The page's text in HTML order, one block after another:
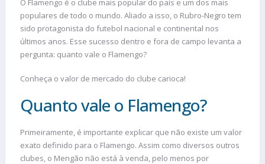
O Flamengo é o clube mais popular do país e um dos mais
populares de todo o mundo. Aliado a isso, o Rubro-Negro tem
sido protagonista do futebol nacional e continental nos
últimos anos. Esse sucesso dentro e fora de campo levanta a
pergunta: quanto vale o Flamengo?
Conheça o valor de mercado do clube carioca!
Quanto vale o Flamengo?
Primeiramente, é importante explicar que não existe um valor
exato definido para o Flamengo. Assim como diversos outros
clubes, o Mengão não está à venda, pelo menos por